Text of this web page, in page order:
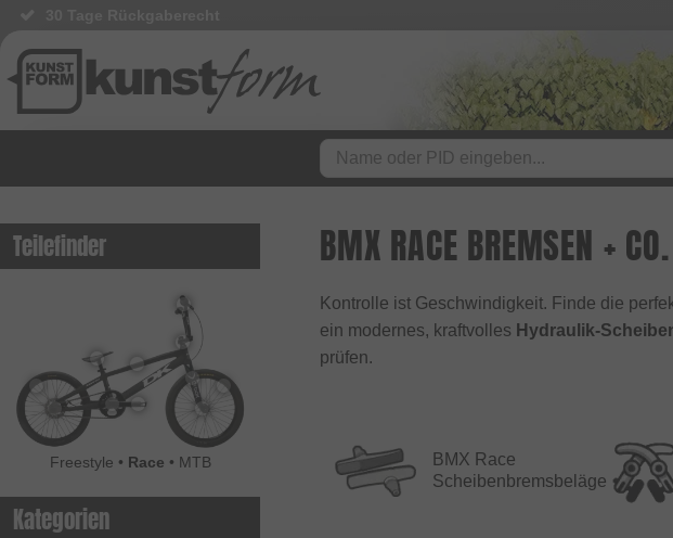
Teilefinder
Freestyle • Race • MTB
Kategorien
BMX RACE BREMSEN + CO.
Kontrolle ist Geschwindigkeit. Finde die
ein modernes, kraftvolles Hydraulik-
prüfen.
BMX Race
Scheibenbremsbeläge